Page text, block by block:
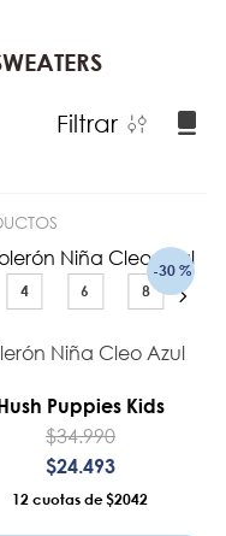
Filtrar
-30 %
4
6 8
Niña Cleo Azul
Puppies Kids
$34.990
$24.493
12 $2042